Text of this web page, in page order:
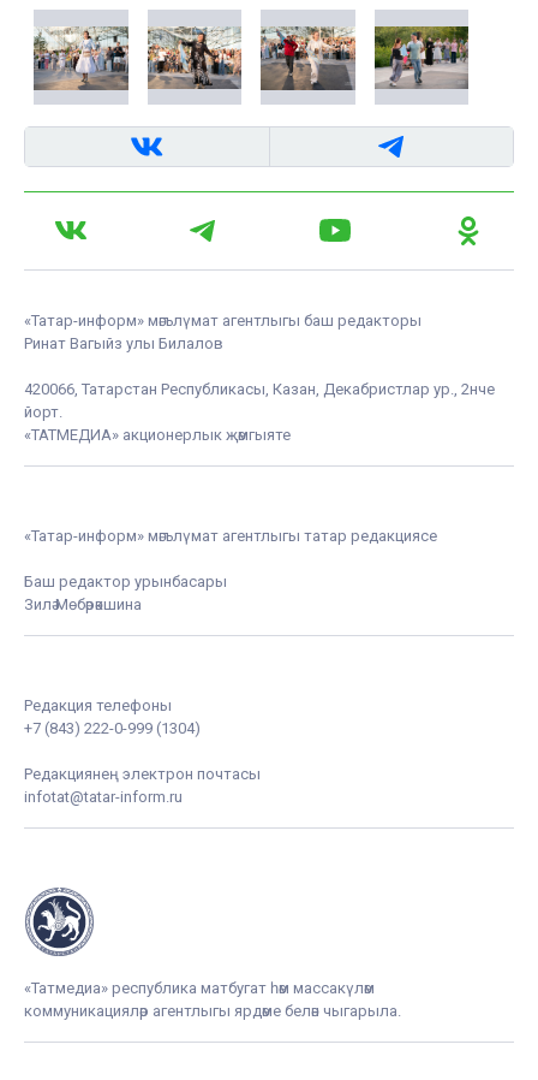
«Татар-информ» мәгълүмат агентлыгы баш редакторы
Ринат Вагыйз улы Билалов
420066, Татарстан Республикасы, Казан, Декабристлар ур., 2нче
йорт.
«ТАТМЕДИА» акционерлык җәмгыяте
«Татар-информ» мәгълүмат агентлыгы татар редакциясе
Баш редактор урынбасары
Зилә Мөбәрәкшина
Редакция телефоны
+7 (843) 222-0-999 (1304)
Редакциянең электрон почтасы
infotat@tatar-inform.ru
«Татмедиа» республика матбугат һәм массакүләм
коммуникацияләр агентлыгы ярдәме белән чыгарыла.